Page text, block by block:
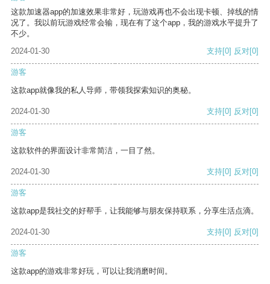
这款加速器app的加速效果非常好，玩游戏再也不会出现卡顿、掉线的情
况了。我以前玩游戏经常会输，现在有了这个app，我的游戏水平提升了
不少。
2024-01-30
支持[0] 反对[0]
游客
这款app就像我的私人导师，带领我探索知识的奥秘。
2024-01-30 支持[0] 反对[0]
游客
这款软件的界面设计非常简洁，一目了然。
2024-01-30 支持[0] 反对[0]
游客
这款app是我社交的好帮手，让我能够与朋友保持联系，分享生活点滴。
2024-01-30 支持[0] 反对[0]
游客
这款app的游戏非常好玩，可以让我消磨时间。